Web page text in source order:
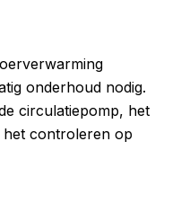
onderhoud nodig.
circulatiepomp, het
controleren op